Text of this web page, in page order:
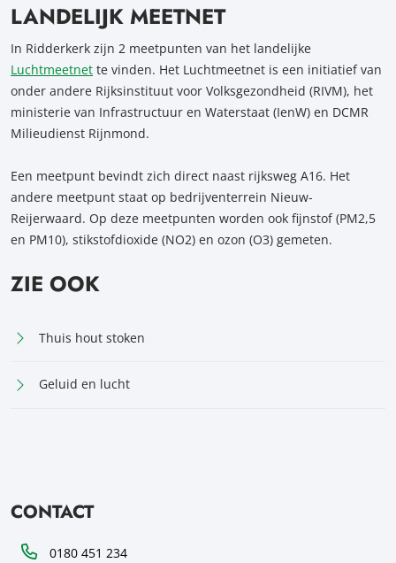
LANDELIJK MEETNET
In Ridderkerk zijn 2 meetpunten van het landelijke
Luchtmeetnet te vinden. Het Luchtmeetnet is een initiatief van
onder andere Rijksinstituut voor Volksgezondheid (RIVM), het
ministerie van Infrastructuur en Waterstaat (IenW) en DCMR
Milieudienst Rijnmond.
Een meetpunt bevindt zich direct naast rijksweg A16. Het
andere meetpunt staat op bedrijventerrein Nieuw-
Reijerwaard. Op deze meetpunten worden ook fijnstof (PM2,5
en PM10), stikstofdioxide (NO2) en ozon (O3) gemeten.
ZIE OOK
Thuis hout stoken
Geluid en lucht
CONTACT
Telefoon0180 451 234